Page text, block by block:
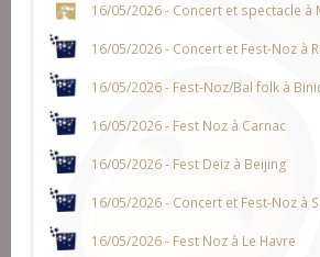
16/05/2026 - Concert et spectacle à
16/05/2026 - Concert et Fest-Noz à
16/05/2026 - Fest-Noz/Bal folk à
16/05/2026 - Fest Noz à Carnac
16/05/2026 - Fest Deiz à Beijing
16/05/2026 - Concert et Fest-Noz à
16/05/2026 - Fest Noz à Le Havre